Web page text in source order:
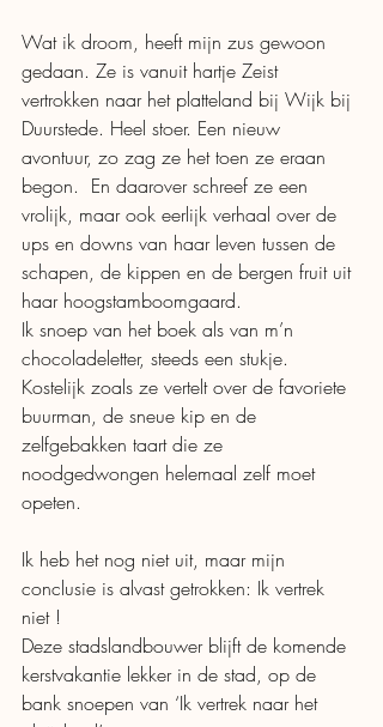
Wat ik droom, heeft mijn zus gewoon
gedaan. Ze is vanuit hartje Zeist
vertrokken naar het platteland bij Wijk bij
Duurstede. Heel stoer. Een nieuw
avontuur, zo zag ze het toen ze eraan
begon.  En daarover schreef ze een
vrolijk, maar ook eerlijk verhaal over de
ups en downs van haar leven tussen de
schapen, de kippen en de bergen fruit uit
haar hoogstamboomgaard.
Ik snoep van het boek als van m’n
chocoladeletter, steeds een stukje.
Kostelijk zoals ze vertelt over de favoriete
buurman, de sneue kip en de
zelfgebakken taart die ze
noodgedwongen helemaal zelf moet
opeten.
Ik heb het nog niet uit, maar mijn
conclusie is alvast getrokken: Ik vertrek
niet !
Deze stadslandbouwer blijft de komende
kerstvakantie lekker in de stad, op de
bank snoepen van ‘Ik vertrek naar het